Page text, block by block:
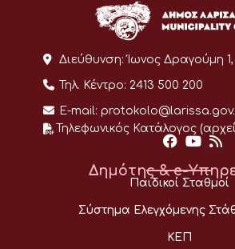
Διεύθυνση: Ίωνος Δραγούμη 1,
Τηλ. Κέντρο: 2413 500 200
E-mail:
Τηλεφωνικός Κατάλογος
Δημότης & e-
Παιδικοί Σταθμοί
Σύστημα Ελεγχόμενης
ΚΕΠ